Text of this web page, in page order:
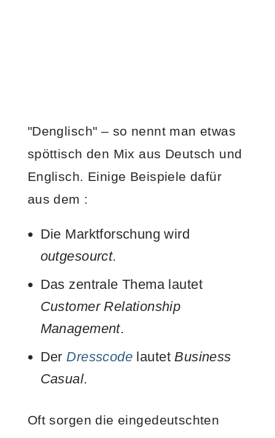
"Denglisch" – so nennt man etwas
spöttisch den Mix aus Deutsch und
Englisch. Einige Beispiele dafür
aus dem :
Die Marktforschung wird
outgesourct.
Das zentrale Thema lautet
Customer Relationship
Management.
Der Dresscode lautet Business
Casual.
Oft sorgen die eingedeutschten